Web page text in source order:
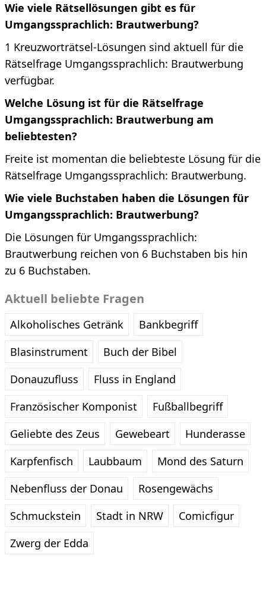
Wie viele Rätsellösungen gibt es für
Umgangssprachlich: Brautwerbung?
1 Kreuzworträtsel-Lösungen sind aktuell für die
Rätselfrage Umgangssprachlich: Brautwerbung
verfügbar.
Welche Lösung ist für die Rätselfrage
Umgangssprachlich: Brautwerbung am
beliebtesten?
Freite ist momentan die beliebteste Lösung für die
Rätselfrage Umgangssprachlich: Brautwerbung.
Wie viele Buchstaben haben die Lösungen für
Umgangssprachlich: Brautwerbung?
Die Lösungen für Umgangssprachlich:
Brautwerbung reichen von 6 Buchstaben bis hin
zu 6 Buchstaben.
Aktuell beliebte Fragen
Alkoholisches Getränk
Bankbegriff
Blasinstrument
Buch der Bibel
Donauzufluss
Fluss in England
Französischer Komponist
Fußballbegriff
Geliebte des Zeus
Gewebeart
Hunderasse
Karpfenfisch
Laubbaum
Mond des Saturn
Nebenfluss der Donau
Rosengewächs
Schmuckstein
Stadt in NRW
Comicfigur
Zwerg der Edda